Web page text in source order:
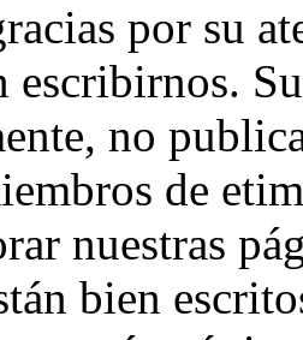
por su
escribirnos.
no
de
nuestras
bien